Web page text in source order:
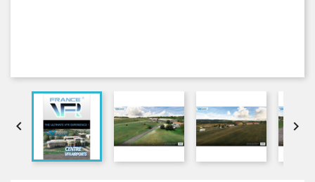
 